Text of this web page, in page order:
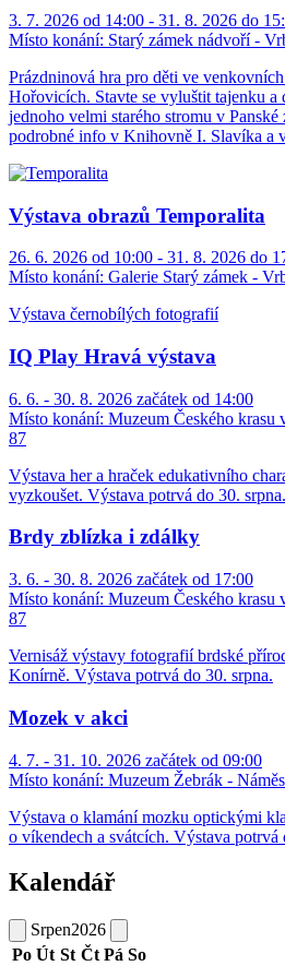
3. 7. 2026 od 14:00 - 31. 8. 2026 do
Místo konání: Starý zámek nádvoří -
Prázdninová hra pro děti ve
Hořovicích. Stavte se vyluštit tajenku a
jednoho velmi starého stromu v Panské
podrobné info v Knihovně I. Slavíka a
Výstava obrazů Temporalita
26. 6. 2026 od 10:00 - 31. 8. 2026 do
Místo konání: Galerie Starý zámek -
Výstava černobílých fotografií
IQ Play Hravá výstava
6. 6. - 30. 8. 2026 začátek od 14:00
Místo konání: Muzeum Českého krasu
87
Výstava her a hraček edukativního
vyzkoušet. Výstava potrvá do 30. srpna.
Brdy zblízka i zdálky
3. 6. - 30. 8. 2026 začátek od 17:00
Místo konání: Muzeum Českého krasu
87
Vernisáž výstavy fotografií brdské
Konírně. Výstava potrvá do 30. srpna.
Mozek v akci
4. 7. - 31. 10. 2026 začátek od 09:00
Místo konání: Muzeum Žebrák -
Výstava o klamání mozku optickými
o víkendech a svátcích. Výstava potrvá
Kalendář
Srpen2026
Po Út St Čt Pá So